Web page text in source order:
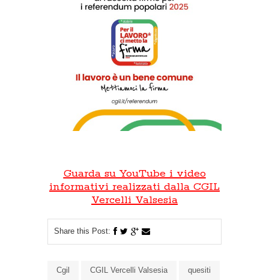
Guarda su YouTube i video
informativi realizzati dalla CGIL
Vercelli Valsesia
Share this Post:
Cgil CGIL Vercelli Valsesia quesiti